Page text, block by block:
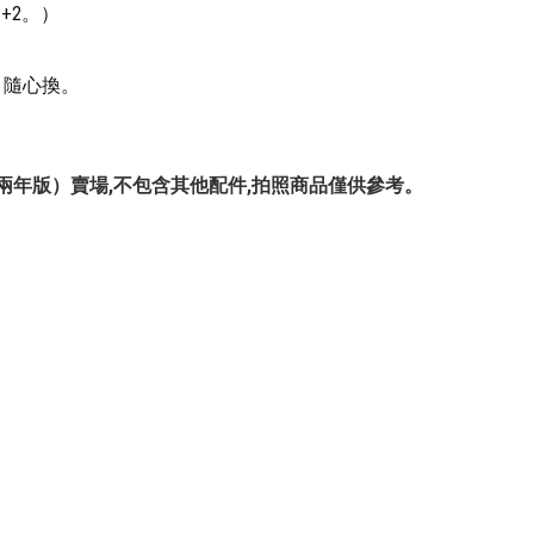
。）
心換。
年版）賣場,不包含其他配件,拍照商品僅供參考。